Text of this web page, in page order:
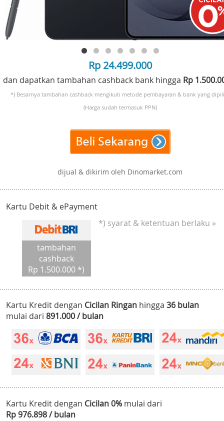
Rp 24.499.000
dan dapatkan tambahan cashback bank hingga Rp
*) Besarnya tambahan cashback mengikuti metode pembayaran & bank yang
(Harga sudah termasuk PPN)
dijual & dikirim oleh Dinomarket.com
Kartu Debit & ePayment
tambahan
cashback
Rp 1.500.000 *)
*) syarat & ketentuan berlaku »
Kartu Kredit dengan Cicilan Ringan hingga 36 bulan
mulai dari 891.000 / bulan
Kartu Kredit dengan Cicilan 0% mulai dari
Rp 976.898 / bulan